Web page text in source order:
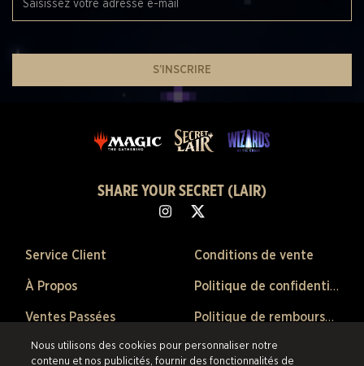
S’INSCRIRE
SHARE YOUR SECRET (LAIR)
Service Client
À Propos
Ventes Passées
Préférences de Cookies
Conditions de vente
Politique de confidentialité
Politique de remboursement
Nous utilisons des cookies pour personnaliser notre
contenu et nos publicités, fournir des fonctionnalités de